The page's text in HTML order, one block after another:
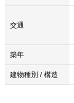
交通
築年
建物種別 / 構造